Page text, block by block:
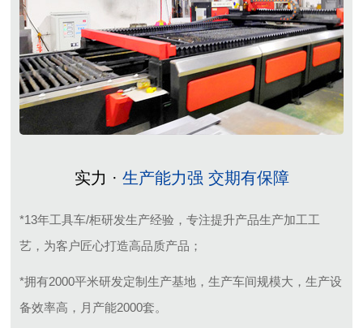
实力 · 生产能力强 交期有保障
*13年工具车/柜研发生产经验，专注提升产品生产加工工
艺，为客户匠心打造高品质产品；
*拥有2000平米研发定制生产基地，生产车间规模大，生产设
备效率高，月产能2000套。